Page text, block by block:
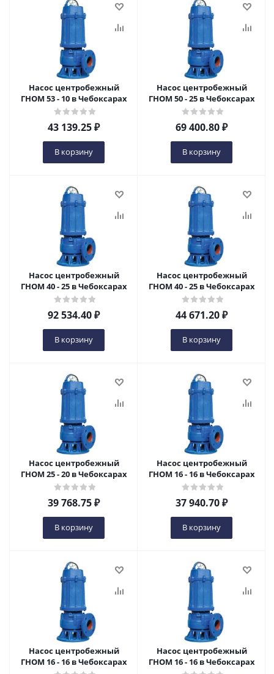
Насос центробежный
ГНОМ 53 - 10 в Чебоксарах
43 139.25₽
В корзину
Насос центробежный
ГНОМ 50 - 25 в Чебоксарах
69 400.80₽
В корзину
Насос центробежный
ГНОМ 40 - 25 в Чебоксарах
92 534.40₽
В корзину
Насос центробежный
ГНОМ 40 - 25 в Чебоксарах
44 671.20₽
В корзину
Насос центробежный
ГНОМ 25 - 20 в Чебоксарах
39 768.75₽
В корзину
Насос центробежный
ГНОМ 16 - 16 в Чебоксарах
37 940.70₽
В корзину
Насос центробежный
ГНОМ 16 - 16 в Чебоксарах
Насос центробежный
ГНОМ 16 - 16 в Чебоксарах